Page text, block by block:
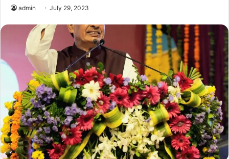
admin July 29, 2023